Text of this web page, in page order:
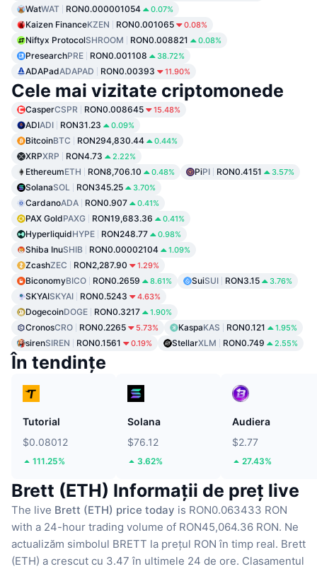
WatWAT RON0.000001054 0.07%
Kaizen FinanceKZEN RON0.001065 0.08%
Niftyx ProtocolSHROOM RON0.008821 0.08%
PresearchPRE RON0.001108 38.72%
ADAPadADAPAD RON0.00393 11.90%
Cele mai vizitate criptomonede
CasperCSPR RON0.008645 15.48%
ADIADI RON31.23 0.09%
BitcoinBTC RON294,830.44 0.44%
XRPXRP RON4.73 2.22%
EthereumETH RON8,706.10 0.48% PiPI RON0.4151 3.57%
SolanaSOL RON345.25 3.70%
CardanoADA RON0.907 0.41%
PAX GoldPAXG RON19,683.36 0.41%
HyperliquidHYPE RON248.77 0.98%
Shiba InuSHIB RON0.00002104 1.09%
ZcashZEC RON2,287.90 1.29%
BiconomyBICO RON0.2659 8.61% SuiSUI RON3.15 3.76%
SKYAISKYAI RON0.5243 4.63%
DogecoinDOGE RON0.3217 1.90%
CronosCRO RON0.2265 5.73% KaspaKAS RON0.121 1.95%
sirenSIREN RON0.1561 0.19% StellarXLM RON0.749 2.55%
În tendințe
Tutorial
$0.08012
111.25%
Solana
$76.12
3.62%
Audiera
$2.77
27.43%
Brett (ETH) Informații de preț live
The live Brett (ETH) price today is RON0.063433 RON
with a 24-hour trading volume of RON45,064.36 RON. Ne
actualizăm simbolul BRETT la prețul RON în timp real. Brett
(ETH) a crescut cu 3.47 în ultimele 24 de ore. Clasamentul